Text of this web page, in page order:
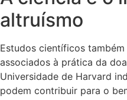
altruísmo
Estudos científicos
associados à prática da
Universidade de Harvard
podem contribuir para o